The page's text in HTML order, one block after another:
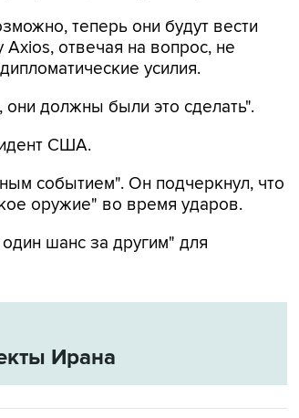
теперь они будут вести
отвечая на вопрос, не
усилия.
должны были это сделать".
США.
событием". Он подчеркнул, что
оружие" во время ударов.
шанс за другим" для
Ирана